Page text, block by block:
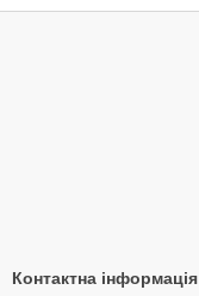
Контактна інформація